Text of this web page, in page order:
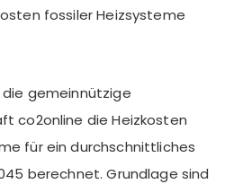
fossiler Heizsysteme
die gemeinnützige
co2online die Heizkosten
für ein durchschnittliches
berechnet. Grundlage sind